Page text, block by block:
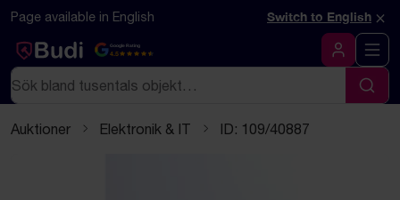
Hoppa till innehåll
Textbaserad (markdown) version av denna sida
Page available in English Switch to English ×
Google Rating
4.5
Logga in
Sök
Sök
Auktioner Elektronik & IT ID: 109/40887